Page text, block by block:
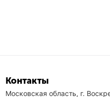
Контакты
Московская область, г.